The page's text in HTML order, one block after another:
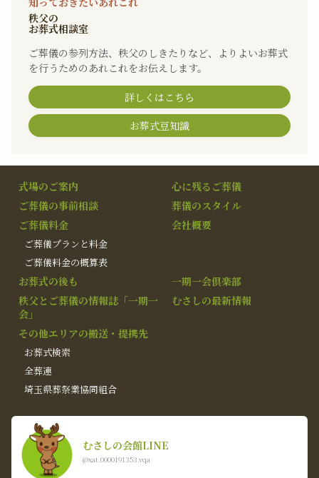
秩父の
お葬式相談室
ご葬儀の参列方法、秩父のしきたりなど、よりよいお葬式
を行うためのあれこれをお伝えします。
詳しくはこちら
お葬式豆知識
式場のご案内
心に残るご葬儀
ご葬儀の事前相談
葬儀のスタイル
ご葬儀料金
ご葬儀プランと料金
ご葬儀料金の概算表
会社概要
お葬式の後も
一期一会倶楽部
秩父とご葬儀の情報誌「一期一
会」
むさしの最新情報
その他エリアの搬送・提携先
お葬式検索
全葬連
埼玉県葬祭業協同組合
むさしの会館LINE
@xat.0000191353.vqa